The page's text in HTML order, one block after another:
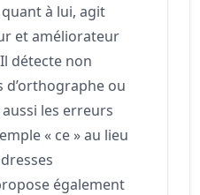
quant à lui, agit
et améliorateur
détecte non
d’orthographe ou
les erreurs
« ce » au lieu
également